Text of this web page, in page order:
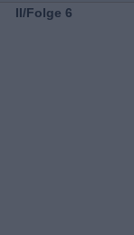
II/Folge 6